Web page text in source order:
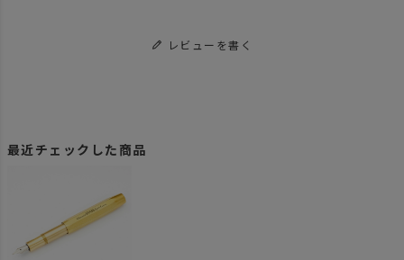
レビューを書く
最近チェックした商品